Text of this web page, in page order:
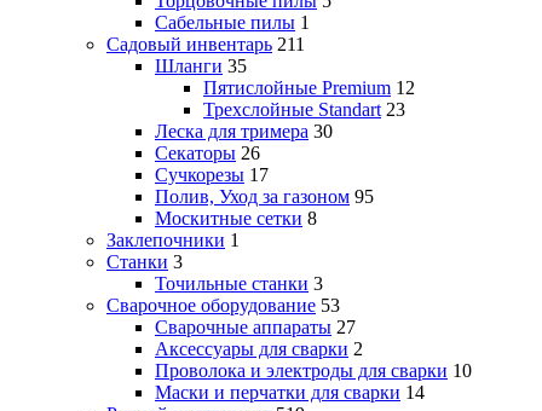
Сабельные пилы 1
Садовый инвентарь 211
Шланги 35
Пятислойные Premium 12
Трехслойные Standart 23
Леска для тримера 30
Секаторы 26
Сучкорезы 17
Полив, Уход за газоном 95
Москитные сетки 8
Заклепочники 1
Станки 3
Точильные станки 3
Сварочное оборудование 53
Сварочные аппараты 27
Аксессуары для сварки 2
Проволока и электроды для сварки 10
Маски и перчатки для сварки 14